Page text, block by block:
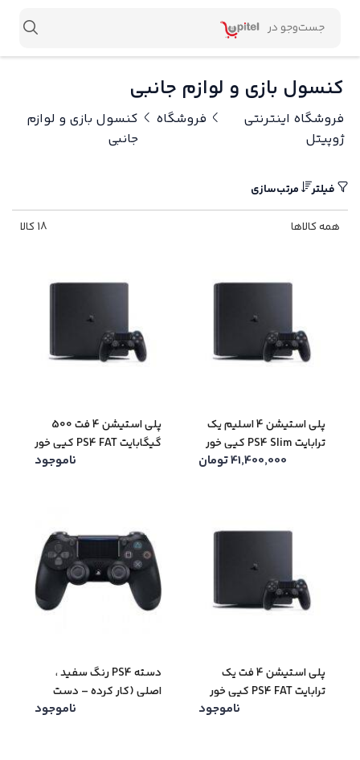
کنسول بازی و لوازم جانبی
فروشگاه اینترنتی
ژوپیتل
فروشگاه
کنسول بازی و لوازم
جانبی
فیلتر مرتب‌سازی
همه کالاها 18 کالا
پلی استیشن 4 اسلیم یک
ترابایت PS4 Slim کپی خور
(کار کرده – دست دوم)
41,400,000تومان
پلی استیشن 4 فت 500
گیگابایت PS4 FAT کپی خور
(کار کرده – دست دوم)ناموجود
پلی استیشن 4 فت یک
ترابایت PS4 FAT کپی خور
(کار کرده – دست دوم)ناموجود
دسته PS4 رنگ سفید ،
اصلی (کار کرده – دست
ناموجود